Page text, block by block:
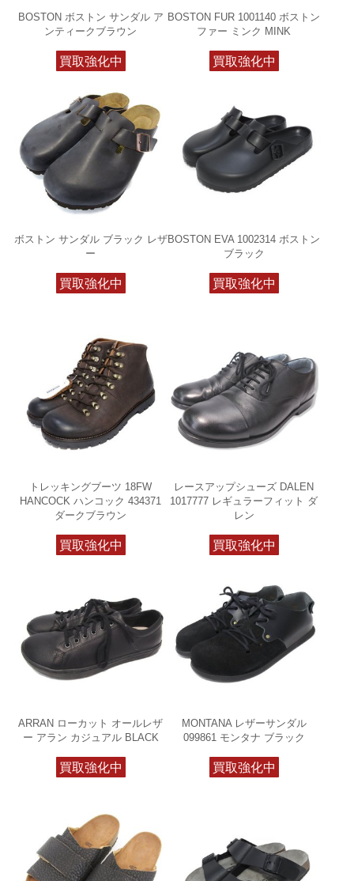
BOSTON ボストン サンダル ア
ンティークブラウン
買取強化中
BOSTON FUR 1001140 ボストン
ファー ミンク MINK
買取強化中
ボストン サンダル ブラック レザ
ー
買取強化中
BOSTON EVA 1002314 ボストン
ブラック
買取強化中
トレッキングブーツ 18FW
HANCOCK ハンコック 434371
ダークブラウン
買取強化中
レースアップシューズ DALEN
1017777 レギュラーフィット ダ
レン
買取強化中
ARRAN ローカット オールレザ
ー アラン カジュアル BLACK
買取強化中
MONTANA レザーサンダル
099861 モンタナ ブラック
買取強化中